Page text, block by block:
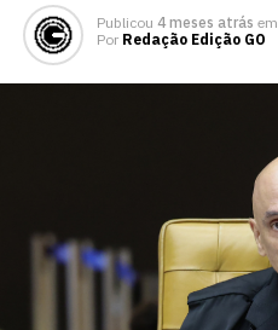
Publicou 4 meses atrás em
Por Redação Edição GO